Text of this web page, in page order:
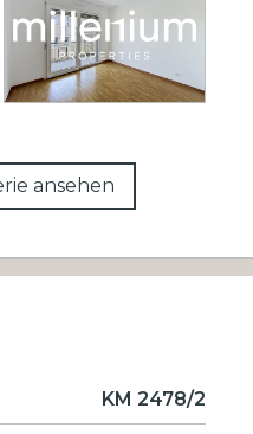
ansehen
KM 2478/2